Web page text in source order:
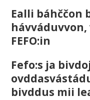
Ealli báhččon
FEFO:in
Fefo:s ja
bivddus mii